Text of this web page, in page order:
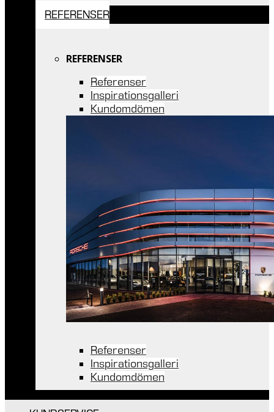
REFERENSER
REFERENSER
Referenser
Inspirationsgalleri
Kundomdömen
Referenser
Inspirationsgalleri
Kundomdömen